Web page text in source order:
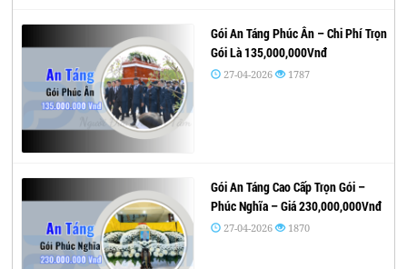
Gói An Táng Phúc Ân – Chi Phí Trọn
Gói Là 135,000,000Vnđ
27-04-2026 1787
Gói An Táng Cao Cấp Trọn Gói –
Phúc Nghĩa – Giá 230,000,000Vnđ
27-04-2026 1870